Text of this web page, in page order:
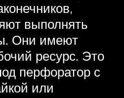
выполнять
Они имеют
ресурс. Это
перфоратор с
или